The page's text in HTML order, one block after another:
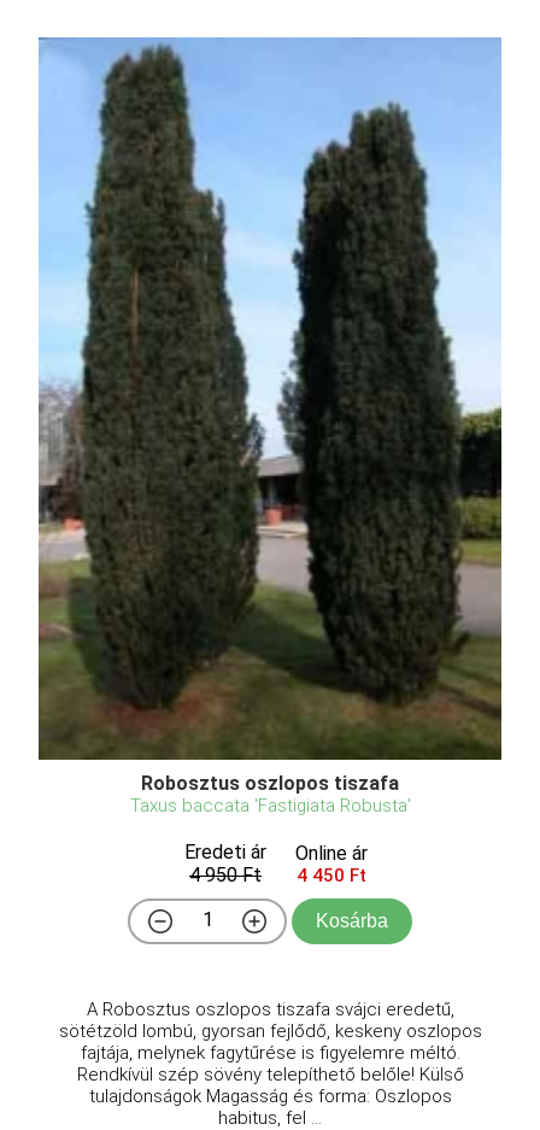
Robosztus oszlopos tiszafa
Taxus baccata 'Fastigiata Robusta'
Eredeti ár
4 950 Ft
Online ár
4 450 Ft
Kosárba
A Robosztus oszlopos tiszafa svájci eredetű,
sötétzöld lombú, gyorsan fejlődő, keskeny oszlopos
fajtája, melynek fagytűrése is figyelemre méltó.
Rendkívül szép sövény telepíthető belőle! Külső
tulajdonságok Magasság és forma: Oszlopos
habitus, fel ...